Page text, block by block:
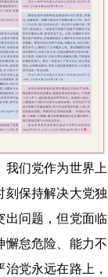
我们党作为世界上
刻保持解决大党独
出问题，但党面临
懈怠危险、能力不
党永远在路上，